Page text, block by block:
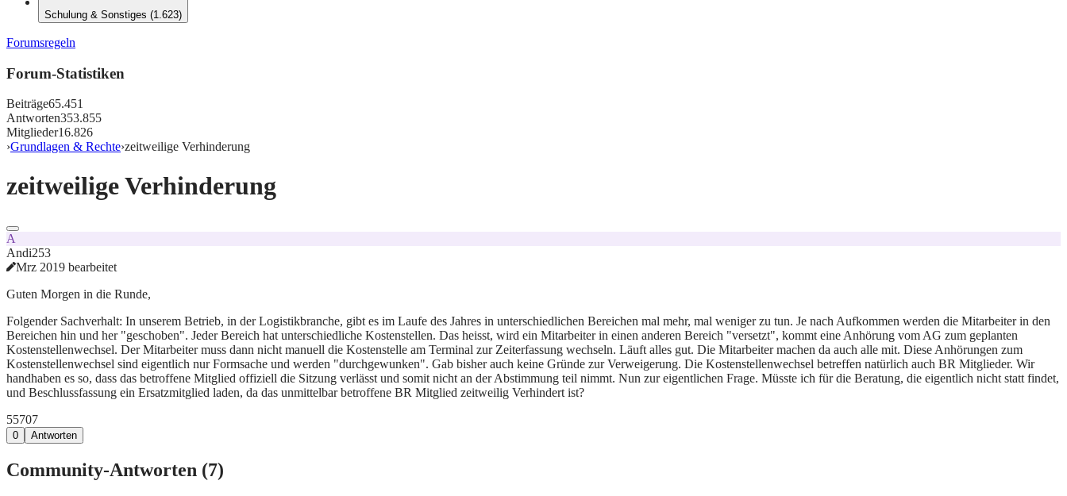
Schulung & Sonstiges (1.623)
Forumsregeln
Forum-Statistiken
Beiträge65.451
Antworten353.855
Mitglieder16.826
›Grundlagen & Rechte›zeitweilige Verhinderung
zeitweilige Verhinderung
A
Andi253
Mrz 2019 bearbeitet
Guten Morgen in die Runde,
Folgender Sachverhalt: In unserem Betrieb, in der Logistikbranche, gibt es im Laufe des Jahres in unterschiedlichen Bereichen mal mehr, mal weniger zu tun. Je nach Aufkommen werden die Mitarbeiter in den
Bereichen hin und her "geschoben". Jeder Bereich hat unterschiedliche Kostenstellen. Das heisst, wird ein Mitarbeiter in einen anderen Bereich "versetzt", kommt eine Anhörung vom AG zum geplanten
Kostenstellenwechsel. Der Mitarbeiter muss dann nicht manuell die Kostenstelle am Terminal zur Zeiterfassung wechseln. Läuft alles gut. Die Mitarbeiter machen da auch alle mit. Diese Anhörungen zum
Kostenstellenwechsel sind eigentlich nur Formsache und werden "durchgewunken". Gab bisher auch keine Gründe zur Verweigerung. Die Kostenstellenwechsel betreffen natürlich auch BR Mitglieder. Wir
handhaben es so, dass das betroffene Mitglied offiziell die Sitzung verlässt und somit nicht an der Abstimmung teil nimmt. Nun zur eigentlichen Frage. Müsste ich für die Beratung, die eigentlich nicht statt findet,
und Beschlussfassung ein Ersatzmitglied laden, da das unmittelbar betroffene BR Mitglied zeitweilig Verhindert ist?
55707
0 Antworten
Community-Antworten (7)